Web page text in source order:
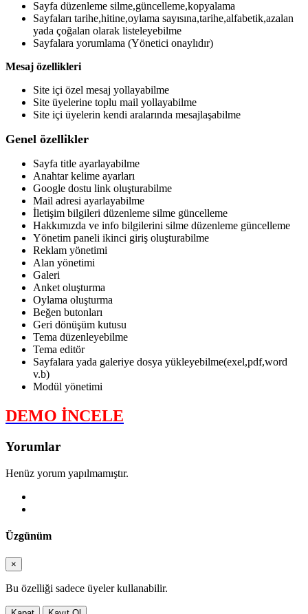
Sayfa düzenleme silme,güncelleme,kopyalama
Sayfaları tarihe,hitine,oylama sayısına,tarihe,alfabetik,azalan
yada çoğalan olarak listeleyebilme
Sayfalara yorumlama (Yönetici onaylıdır)
Mesaj özellikleri
Site içi özel mesaj yollayabilme
Site üyelerine toplu mail yollayabilme
Site içi üyelerin kendi aralarında mesajlaşabilme
Genel özellikler
Sayfa title ayarlayabilme
Anahtar kelime ayarları
Google dostu link oluşturabilme
Mail adresi ayarlayabilme
İletişim bilgileri düzenleme silme güncelleme
Hakkımızda ve info bilgilerini silme düzenleme güncelleme
Yönetim paneli ikinci giriş oluşturabilme
Reklam yönetimi
Alan yönetimi
Galeri
Anket oluşturma
Oylama oluşturma
Beğen butonları
Geri dönüşüm kutusu
Tema düzenleyebilme
Tema editör
Sayfalara yada galeriye dosya yükleyebilme(exel,pdf,word
v.b)
Modül yönetimi
DEMO İNCELE
Yorumlar
Henüz yorum yapılmamıştır.
Üzgünüm
×
Bu özelliği sadece üyeler kullanabilir.